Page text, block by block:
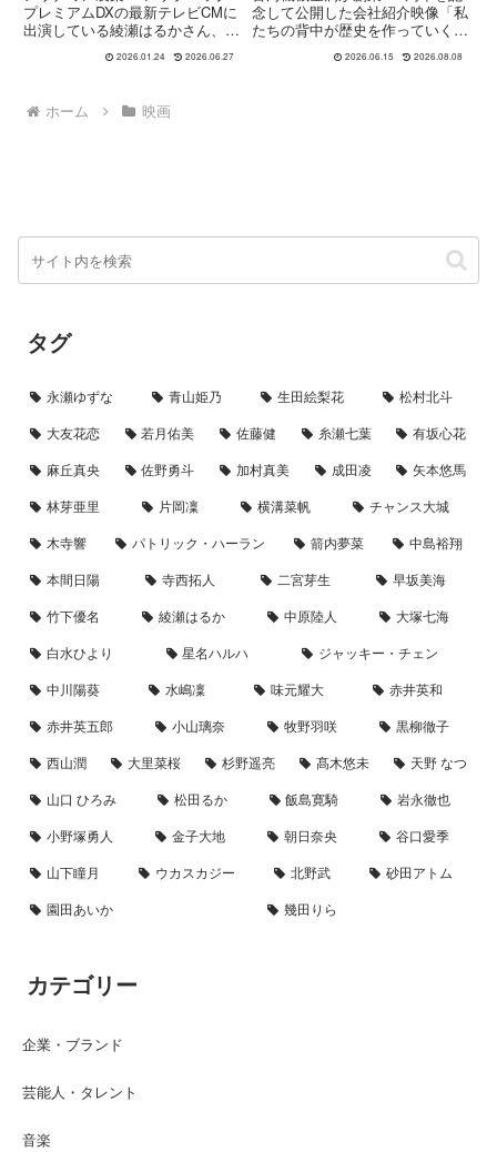
プレミアムDXの最新テレビCMに
出演している綾瀬はるかさん、小
坂菜緒さん、佐野勇斗さん、山田
杏奈さん、寺西拓人さんの出演シ
テーマや見どころも整理していま
す。
2026.01.24 2026.06.27
介映像
念して公開した会社紹介映像「私
たちの背中が歴史を作っていくん
だ」と「鉱山から始まった150年
の挑戦とこれから」。本作では、
2026.06.15 2026.08.08
ホーム 映画
タグ
永瀬ゆずな 青山姫乃 生田絵梨花
松村北斗
大友花恋
若月佑美 佐藤健 糸瀬七葉
有坂心花
麻丘真央
佐野勇斗 加村真美 成田凌
矢本悠馬
林芽亜里
片岡凜 横溝菜帆
チャンス大城
木寺響
パトリック・ハーラン 箭内夢菜
中島裕翔
本間日陽
寺西拓人 二宮芽生
早坂美海
竹下優名
綾瀬はるか 中原陸人
大塚七海
白水ひより
星名ハルハ
ジャッキー・チェン
中川陽葵
水嶋凜 味元耀大
赤井英和
赤井英五郎
小山璃奈 牧野羽咲
黒柳徹子
西山潤
大里菜桜 杉野遥亮 髙木悠未
天野 なつ
山口 ひろみ
松田るか 飯島寛騎
岩永徹也
小野塚勇人
金子大地 朝日奈央
谷口愛季
山下瞳月
ウカスカジー 北野武
砂田アトム
園田あいか
幾田りら
カテゴリー
企業・ブランド
芸能人・タレント
音楽